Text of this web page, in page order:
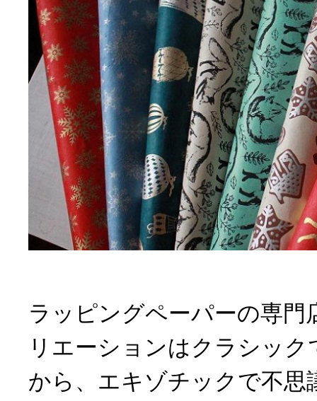
ラッピングペーパーの専門
リエーションはクラシッ
から、エキゾチックで不思